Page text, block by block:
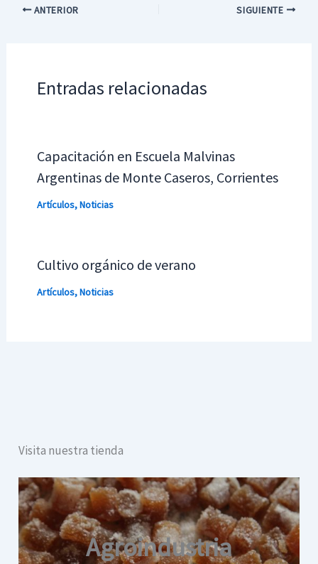
ANTERIOR SIGUIENTE
Entradas relacionadas
Capacitación en Escuela Malvinas
Argentinas de Monte Caseros, Corrientes
Artículos,Noticias
Cultivo orgánico de verano
Artículos,Noticias
Visita nuestra tienda
Agroindustria